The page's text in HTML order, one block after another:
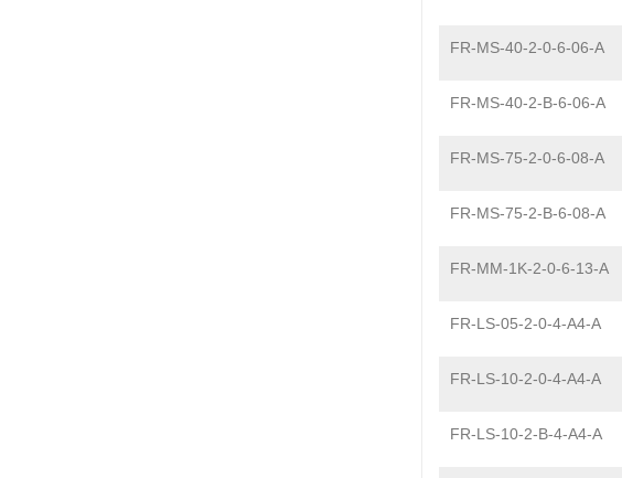
FR-MS-40-2-0-6-06-A
FR-MS-40-2-B-6-06-A
FR-MS-75-2-0-6-08-A
FR-MS-75-2-B-6-08-A
FR-MM-1K-2-0-6-13-A
FR-LS-05-2-0-4-A4-A
FR-LS-10-2-0-4-A4-A
FR-LS-10-2-B-4-A4-A